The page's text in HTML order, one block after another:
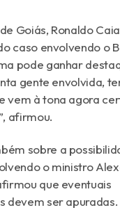
Goiás, Ronaldo
caso envolvendo o
pode ganhar
gente envolvida,
vem à tona agora
afirmou.
sobre a
o ministro
que eventuais
devem ser